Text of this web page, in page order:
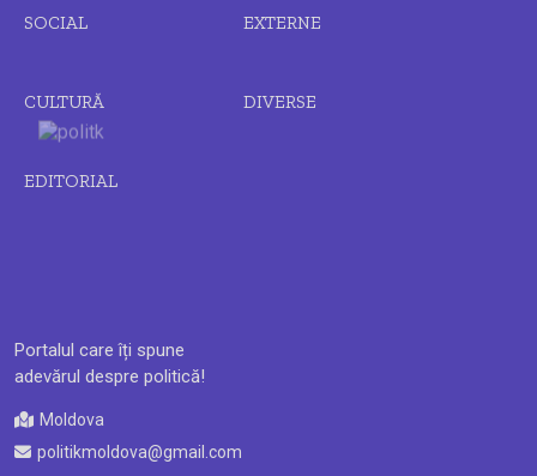
Portalul care îți spune
adevărul despre politică!
Moldova
politikmoldova@gmail.com
SOCIAL EXTERNE
CULTURĂ DIVERSE
EDITORIAL